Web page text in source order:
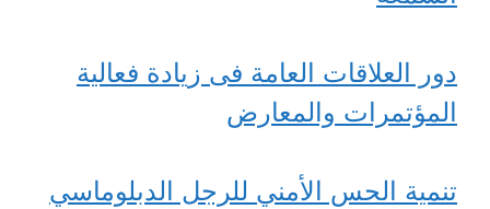
دور العلاقات العامة فى زيادة فعالية
المؤتمرات والمعارض
تنمية الحس الأمني للرجل الدبلوماسي